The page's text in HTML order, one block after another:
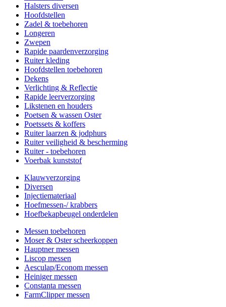
Halsters diversen
Hoofdstellen
Zadel & toebehoren
Longeren
Zwepen
Rapide paardenverzorging
Ruiter kleding
Hoofdstellen toebehoren
Dekens
Verlichting & Reflectie
Rapide leerverzorging
Likstenen en houders
Poetsen & wassen Oster
Poetssets & koffers
Ruiter laarzen & jodphurs
Ruiter veiligheid & bescherming
Ruiter - toebehoren
Voerbak kunststof
Klauwverzorging
Diversen
Injectiemateriaal
Hoefmessen-/ krabbers
Hoefbekapbeugel onderdelen
Messen toebehoren
Moser & Oster scheerkoppen
Hauptner messen
Liscop messen
Aesculap/Econom messen
Heiniger messen
Constanta messen
FarmClipper messen